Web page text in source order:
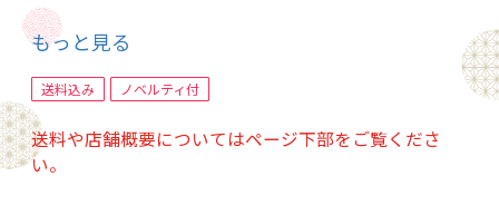
防災バッグは常に目の届くところにある事によ
り緊急時にすぐに持ち運べるメリットがある魅
せる防災バッグでもあります。
もっと見る
送料込み ノベルティ付
送料や店舗概要についてはページ下部をご覧くださ
い。